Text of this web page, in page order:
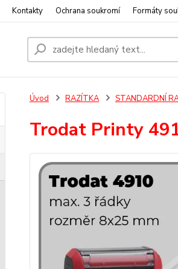
Kontakty Ochrana soukromí Formáty
Úvod RAZÍTKA STANDARDNÍ
Trodat Printy